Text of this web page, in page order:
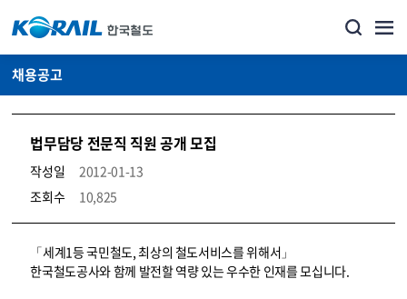
채용공고
법무담당 전문직 직원 공개 모집
작성일
2012-01-13
조회수
10,825
코레일소개_경영공시_채용공고 상세보기 – 내용, 파일, 담당자 연락처로 구성
「세계1등 국민철도, 최상의 철도서비스를 위해서」
한국철도공사와 함께 발전할 역량 있는 우수한 인재를 모십니다.